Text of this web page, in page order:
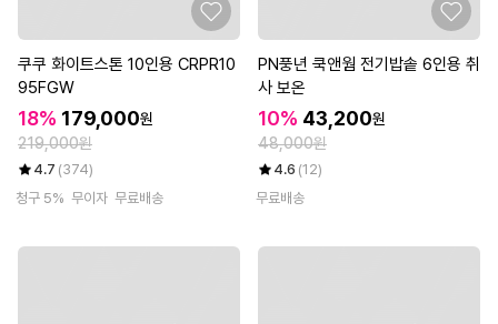
쿠쿠 화이트스톤 10인용 CRPR10
95FGW
18% 179,000원
219,000원
4.7 (374)
청구 5% 무이자 무료배송
PN풍년 쿡앤웜 전기밥솥 6인용 취
사 보온
10% 43,200원
48,000원
4.6 (12)
무료배송